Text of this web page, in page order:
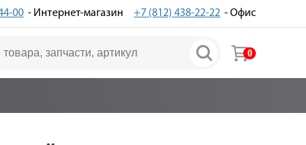
00 - Интернет-магазин +7 (812) 438-22-22 - Офис
0